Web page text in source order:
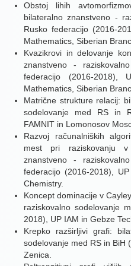
Obstoj lihih
bilateralno znanstveno -
Rusko federacijo (2016-
Mathematics, Siberian
Kvazikrovi in delovanje
znanstveno -
federacijo (2016-
Mathematics, Siberian
Matrične strukture relacij:
sodelovanje med RS in
FAMNIT in Lomonosov
Razvoj računalniških
mest pri raziskovanju
znanstveno -
federacijo (2016-2018),
Chemistry.
Koncept dominacije v
raziskovalno sodelovanje
2018), UP IAM in Gebze
Krepko razširljivi grafi:
sodelovanje med RS in BiH
Zenica.